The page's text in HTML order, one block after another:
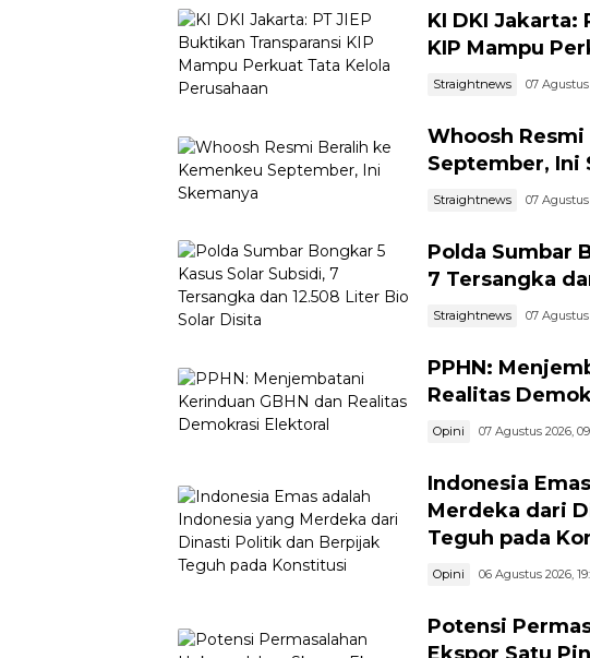
KI DKI Jakarta:
KIP Mampu
Straightnews 07 Agustus
Whoosh
September, Ini
Straightnews 07 Agustus
Polda Sumbar
7 Tersangka
Straightnews 07 Agustus
PPHN:
Realitas
Opini 07 Agustus 2026,
Indonesia
Merdeka dari
Teguh pada
Opini 06 Agustus 2026,
Potensi